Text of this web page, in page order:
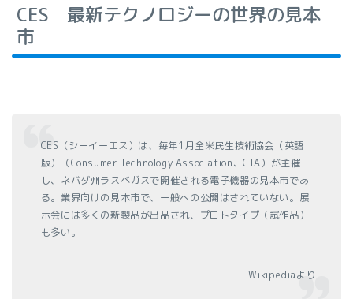
CES 最新テクノロジーの世界の見本
市
CES（シーイーエス）は、毎年1月全米民生技術協会（英語
版）（Consumer Technology Association、CTA）が主催
し、ネバダ州ラスベガスで開催される電子機器の見本市であ
る。業界向けの見本市で、一般への公開はされていない。展
示会には多くの新製品が出品され、プロトタイプ（試作品）
も多い。
Wikipediaより